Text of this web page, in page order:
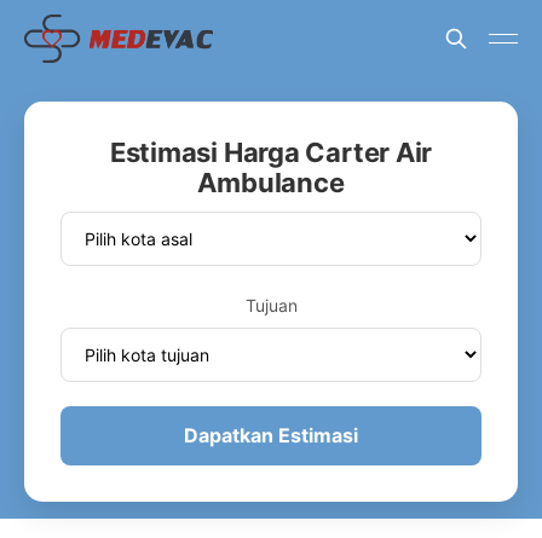
Estimasi Harga Carter Air
Ambulance
Tujuan
Dapatkan Estimasi